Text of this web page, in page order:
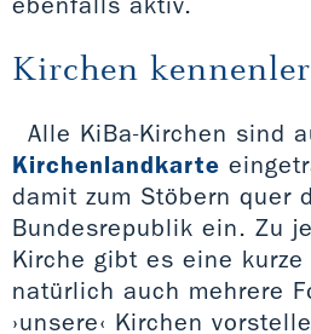
Kirchen
Alle KiBa-Kirchen sind
Kirchenlandkarte
damit zum Stöbern quer
Bundesrepublik ein. Zu
Kirche gibt es eine
natürlich auch mehrere
›unsere‹ Kirchen